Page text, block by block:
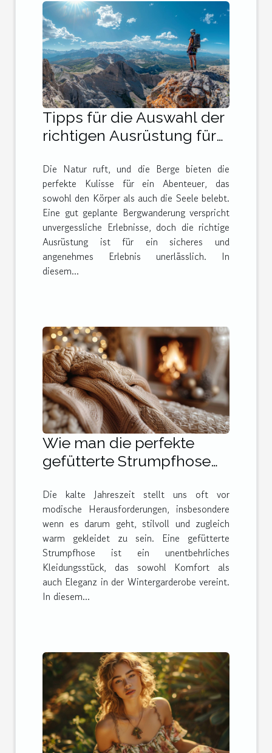
Tipps für die Auswahl der
richtigen Ausrüstung für
Die Natur ruft, und die Berge bieten die
perfekte Kulisse für ein Abenteuer, das
sowohl den Körper als auch die Seele belebt.
Eine gut geplante Bergwanderung verspricht
unvergessliche Erlebnisse, doch die richtige
Ausrüstung ist für ein sicheres und
angenehmes Erlebnis unerlässlich. In
diesem...
Wie man die perfekte
gefütterte Strumpfhose
Die kalte Jahreszeit stellt uns oft vor
modische Herausforderungen, insbesondere
wenn es darum geht, stilvoll und zugleich
warm gekleidet zu sein. Eine gefütterte
Strumpfhose ist ein unentbehrliches
Kleidungsstück, das sowohl Komfort als
auch Eleganz in der Wintergarderobe vereint.
In diesem...